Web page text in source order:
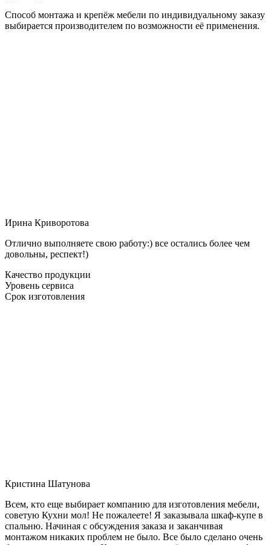
Способ монтажа и крепёж мебели по индивидуальному заказу
выбирается производителем по возможности её применения.
Ирина Криворотова
Отлично выполняете свою работу:) все остались более чем
довольны, респект!)
Качество продукции
Уровень сервиса
Срок изготовления
Кристина Шатунова
Всем, кто еще выбирает компанию для изготовления мебели,
советую Кухни мол! Не пожалеете! Я заказывала шкаф-купе в
спальню. Начиная с обсуждения заказа и заканчивая
монтажом никаких проблем не было. Все было сделано очень